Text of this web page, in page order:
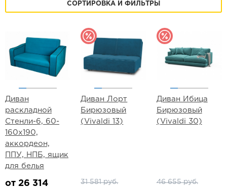
СОРТИРОВКА И ФИЛЬТРЫ
Диван
раскладной
Стенли-6, 60-
160х190,
аккордеон,
ППУ, НПБ, ящик
для белья
от 26 314
Диван Лорт
Бирюзовый
(Vivaldi 13)
31 581 руб.
Диван Ибица
Бирюзовый
(Vivaldi 30)
46 655 руб.